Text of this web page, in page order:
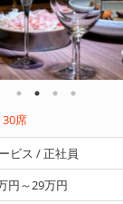
30席
ビス / 正社員
円～29万円